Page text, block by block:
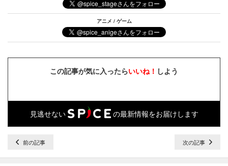
アニメ / ゲーム
この記事が気に入ったらいいね！ しよう
見逃せない の最新情報をお届けします
前の記事 次の記事